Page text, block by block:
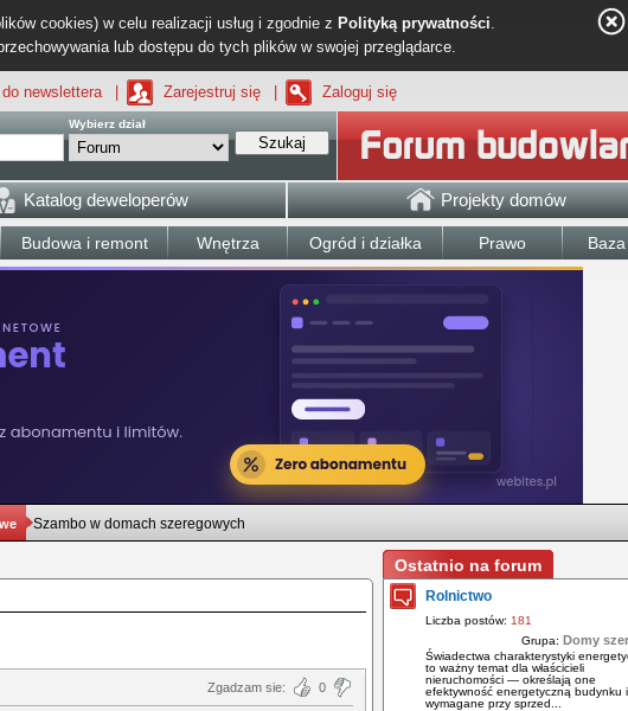
cookies) w celu realizacji usług i zgodnie z Polityką prywatności.
lub dostępu do tych plików w swojej przeglądarce.
newslettera Zarejestruj się Zaloguj się
Wybierz dział
Szukaj
Katalog deweloperów Projekty domów
Budowa i remont Wnętrza Ogród i działka Prawo
Szambo w domach szeregowych
Zgadzam sie: 0
Ostatnio na forum
Rolnictwo
Liczba postów: 181
Grupa: Domy
Świadectwa charakterystyki
to ważny temat dla właścicieli
nieruchomości — określają one
efektywność energetyczną budynku
wymagane przy sprzed...